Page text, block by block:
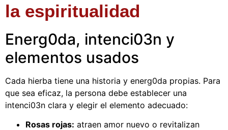
la espiritualidad
Energ0da, intenci03n y
elementos usados
Cada hierba tiene una historia y energ0da propias. Para
que sea eficaz, la persona debe establecer una
intenci03n clara y elegir el elemento adecuado:
Rosas rojas: atraen amor nuevo o revitalizan